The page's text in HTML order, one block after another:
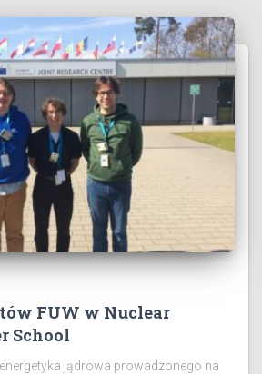
FUW w Nuclear
School
jądrowa prowadzonego na